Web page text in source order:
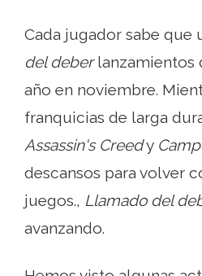
Cada jugador sabe que
del deberlanzamientos
año en noviembre.
franquicias de larga
Assassin's Creedy
descansos para volver
juegos., Llamado del
avanzando.